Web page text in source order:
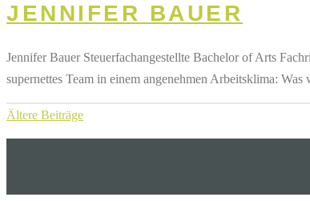
JENNIFER BAUER
Jennifer Bauer Steuerfachangestellte Bachelor of Arts
supernettes Team in einem angenehmen Arbeitsklima:
BEITRAGSNAVIGATION
Ältere Beiträge